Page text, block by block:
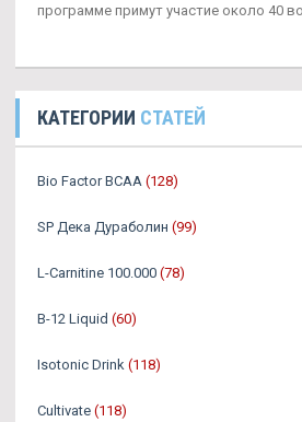
программе примут участие около 40
КАТЕГОРИИ СТАТЕЙ
Bio Factor BCAA (128)
SP Дека Дураболин (99)
L-Carnitine 100.000 (78)
B-12 Liquid (60)
Isotonic Drink (118)
Cultivate (118)